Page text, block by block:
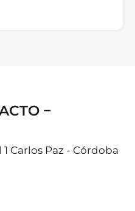
−
Carlos Paz - Córdoba